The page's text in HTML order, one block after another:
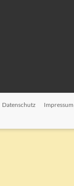
Datenschutz Impressum